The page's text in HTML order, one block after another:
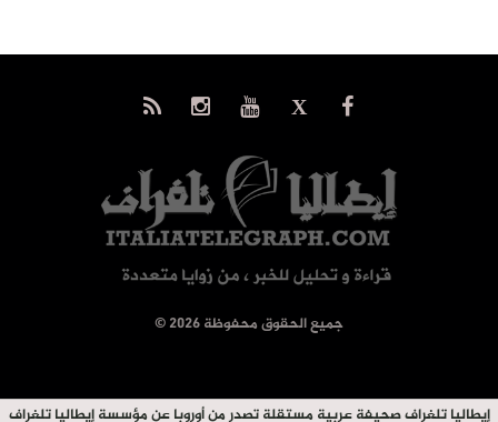
© جميع الحقوق محفوظة 2026
إيطاليا تلغراف صحيفة عربية مستقلة تصدر من أوروبا عن مؤسسة إيطاليا تلغراف